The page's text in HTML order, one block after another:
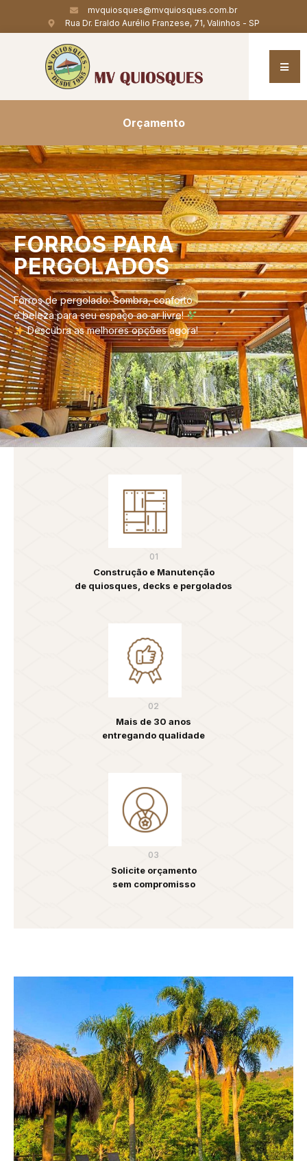
mvquiosques@mvquiosques.com.br
Rua Dr. Eraldo Aurélio Franzese, 71, Valinhos - SP
Orçamento
FORROSPARA
PERGOLADOS
Forros de pergolado: Sombra, conforto
e beleza para seu espaço ao ar livre!
Descubra as melhores opções agora!
01
Construção e Manutenção
de quiosques, decks e pergolados
02
Mais de 30 anos
entregando qualidade
03
Solicite orçamento
sem compromisso